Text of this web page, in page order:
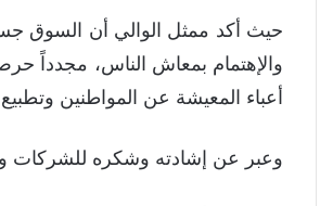
حيث أكد ممثل الوالي أن السوق جسد
والإهتمام بمعاش الناس، مجدداً
أعباء المعيشة عن المواطنين وتطبيع
وعبر عن إشادته وشكره للشركات